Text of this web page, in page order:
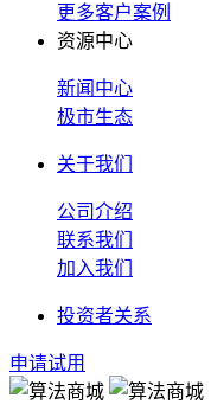
更多客户案例
资源中心
新闻中心
极市生态
关于我们
公司介绍
联系我们
加入我们
投资者关系
申请试用